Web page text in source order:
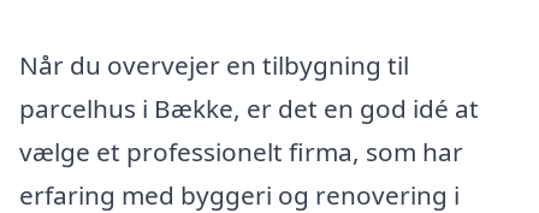
Når du overvejer en tilbygning til
parcelhus i Bække, er det en god idé at
vælge et professionelt firma, som har
erfaring med byggeri og renovering i